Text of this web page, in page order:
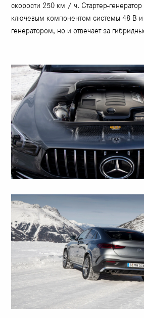
скорости 250 км / ч. Стартер-генератор
ключевым компонентом системы 48 В и
генератором, но и отвечает за